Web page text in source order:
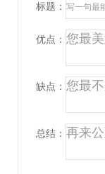
标题：
优点：
缺点：
总结：